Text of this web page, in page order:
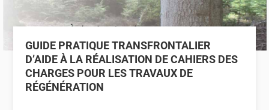
GUIDE PRATIQUE TRANSFRONTALIER
D’AIDE À LA RÉALISATION DE CAHIERS DES
CHARGES POUR LES TRAVAUX DE
RÉGÉNÉRATION